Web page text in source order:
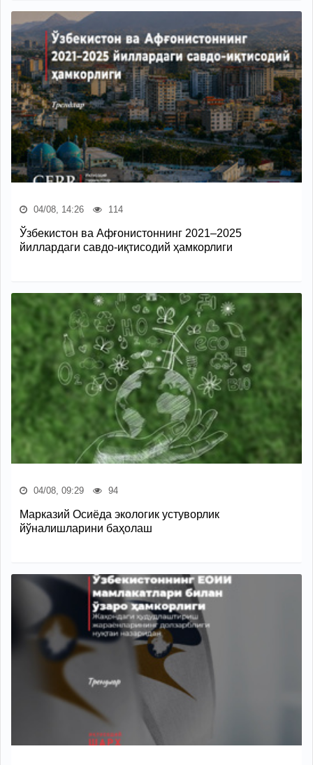
04/08, 14:26 114
Ўзбекистон ва Афғонистоннинг 2021–2025
йиллардаги савдо-иқтисодий ҳамкорлиги
04/08, 09:29 94
Марказий Осиёда экологик устуворлик
йўналишларини баҳолаш